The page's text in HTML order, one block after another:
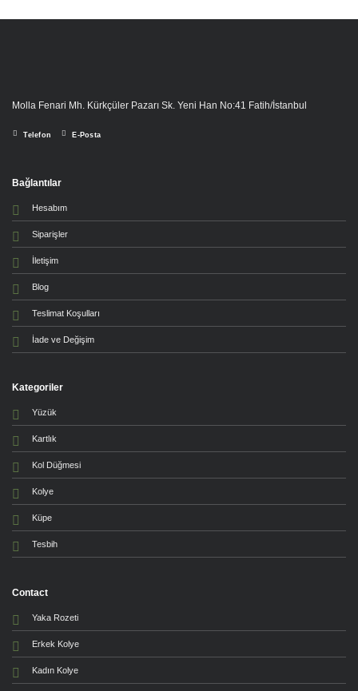
Molla Fenari Mh. Kürkçüler Pazarı Sk. Yeni Han No:41 Fatih/İstanbul
Telefon E-Posta
Bağlantılar
Hesabım
Siparişler
İletişim
Blog
Teslimat Koşulları
İade ve Değişim
Kategoriler
Yüzük
Kartlık
Kol Düğmesi
Kolye
Küpe
Tesbih
Contact
Yaka Rozeti
Erkek Kolye
Kadın Kolye